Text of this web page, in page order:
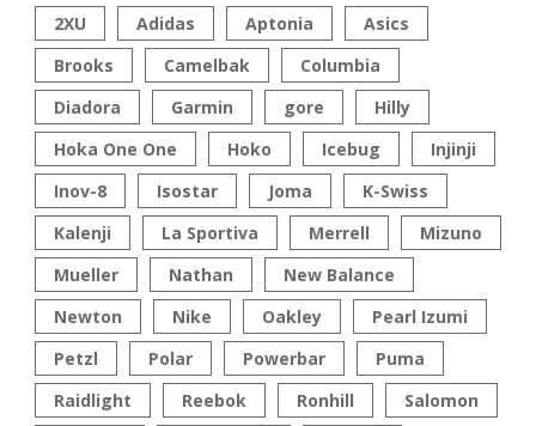
2XU Adidas Aptonia
Asics
Brooks
Camelbak
Columbia
Diadora
Garmin gore
Hilly
Hoka One One
Hoko Icebug
Injinji
Inov-8
Isostar Joma
K-Swiss
Kalenji
La Sportiva Merrell
Mizuno
Mueller
Nathan
New Balance
Newton
Nike Oakley
Pearl Izumi
Petzl
Polar Powerbar
Puma
Raidlight
Reebok Ronhill Salomon